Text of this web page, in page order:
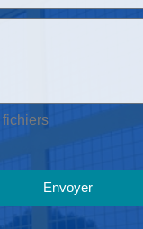
Envoyer